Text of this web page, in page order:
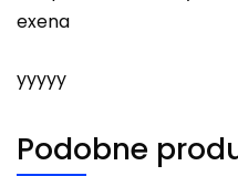
exena
yyyyy
Podobne